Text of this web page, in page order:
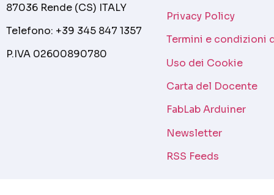
87036 Rende (CS) ITALY
Telefono: +39 345 847 1357
P.IVA 02600890780
Privacy Policy
Termini e condizioni
Uso dei Cookie
Carta del Docente
FabLab Arduiner
Newsletter
RSS Feeds